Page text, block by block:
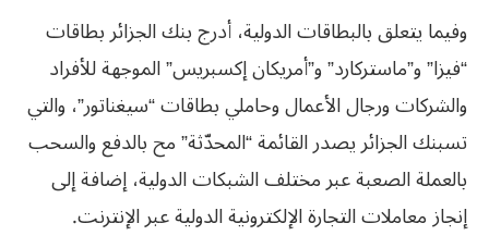
وفيما يتعلق بالبطاقات الدولية، أدرج بنك الجزائر بطاقات
“فيزا” و”ماستركارد” و”أمريكان إكسبريس” الموجهة للأفراد
والشركات ورجال الأعمال وحاملي بطاقات “سيغناتور”، والتي
تسبنك الجزائر يصدر القائمة “المحدّثة” مح بالدفع والسحب
بالعملة الصعبة عبر مختلف الشبكات الدولية، إضافة إلى
إنجاز معاملات التجارة الإلكترونية الدولية عبر الإنترنت.